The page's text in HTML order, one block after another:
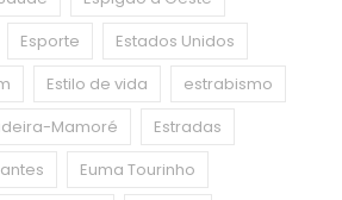
Esporte
Estados Unidos
Estilo de vida
estrabismo
Mamoré
Estradas
Euma Tourinho